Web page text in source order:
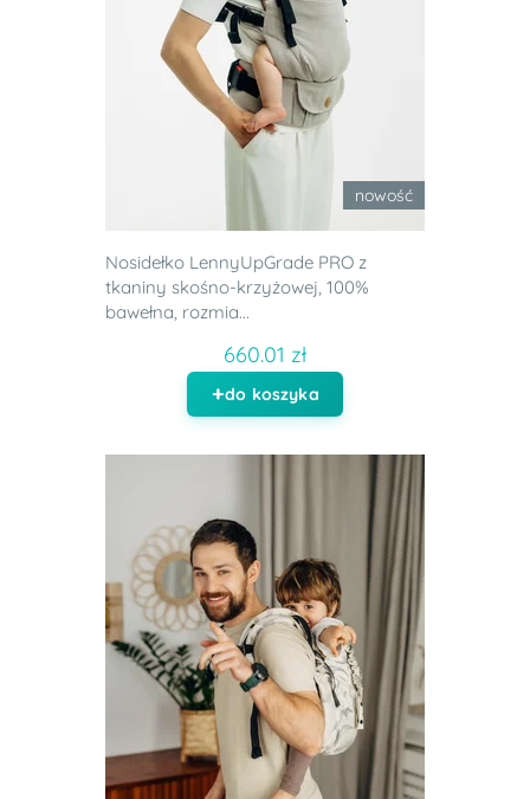
nowość
Nosidełko LennyUpGrade PRO z
tkaniny skośno-krzyżowej, 100%
bawełna, rozmia...
660.01 zł
do koszyka